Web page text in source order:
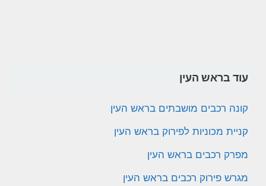
עוד בראש העין
קונה רכבים מושבתים בראש העין
קניית מכוניות לפירוק בראש העין
מפרק רכבים בראש העין
מגרש פירוק רכבים בראש העין